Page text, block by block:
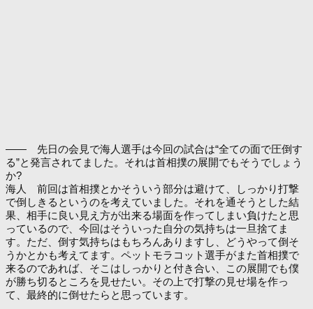
―― 先日の会見で海人選手は今回の試合は“全ての面で圧倒す
る”と発言されてました。それは首相撲の展開でもそうでしょう
か?
海人 前回は首相撲とかそういう部分は避けて、しっかり打撃
で倒しきるというのを考えていました。それを通そうとした結
果、相手に良い見え方が出来る場面を作ってしまい負けたと思
っているので、今回はそういった自分の気持ちは一旦捨てま
す。ただ、倒す気持ちはもちろんありますし、どうやって倒そ
うかとかも考えてます。ペットモラコット選手がまた首相撲で
来るのであれば、そこはしっかりと付き合い、この展開でも僕
が勝ち切るところを見せたい。その上で打撃の見せ場を作っ
て、最終的に倒せたらと思っています。